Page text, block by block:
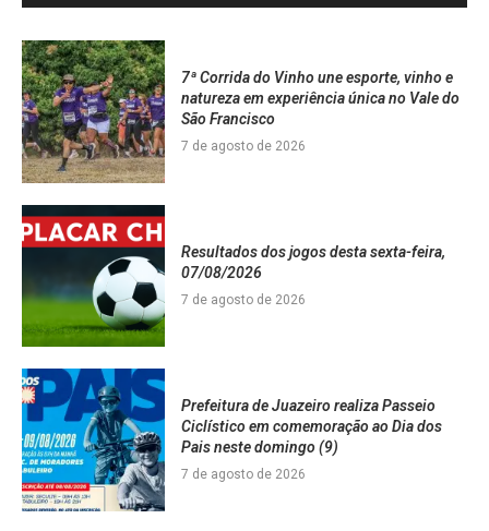
7ª Corrida do Vinho une esporte, vinho e
natureza em experiência única no Vale do
São Francisco
7 de agosto de 2026
Resultados dos jogos desta sexta-feira,
07/08/2026
7 de agosto de 2026
Prefeitura de Juazeiro realiza Passeio
Ciclístico em comemoração ao Dia dos
Pais neste domingo (9)
7 de agosto de 2026